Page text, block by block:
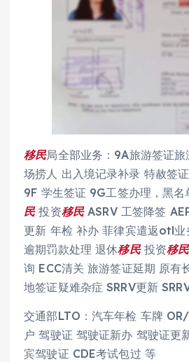
移民局全部业务：9A旅游签证
场捞人 出入境记录补录 特赦签
9F 学生签证 9G工签办理，黑
民投资移民ASRV 工签降签
更新 年检 补办 菲律宾遣返otl业
逾期罚款处理 退休移民投资移民
询 ECC清关 旅游签证延期 原有
地签证疑难杂症 SRRV更新
交通部LTO：汽车年检 车牌
户 驾驶证 驾驶证新办 驾驶证更
宾驾驶证 CDE考试包过 等